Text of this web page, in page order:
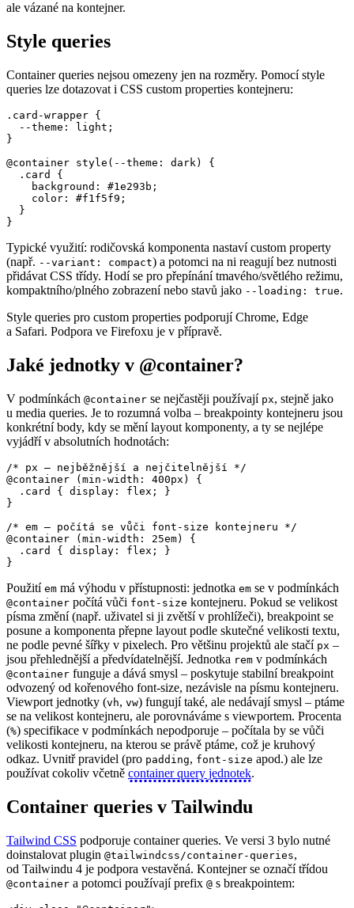
ale vázané na kontejner.
Style queries
Container queries nejsou omezeny jen na rozměry. Pomocí style
queries lze dotazovat i CSS custom properties kontejneru:
.card-wrapper {
  --theme: light;
}
@container style(--theme: dark) {
  .card {
    background: #1e293b;
    color: #f1f5f9;
  }
}
Typické využití: rodičovská komponenta nastaví custom property
(např. --variant: compact) a potomci na ni reagují bez nutnosti
přidávat CSS třídy. Hodí se pro přepínání tmavého/světlého režimu,
kompaktního/plného zobrazení nebo stavů jako --loading: true.
Style queries pro custom properties podporují Chrome, Edge
a Safari. Podpora ve Firefoxu je v přípravě.
Jaké jednotky v @container?
V podmínkách @container se nejčastěji používají px, stejně jako
u media queries. Je to rozumná volba – breakpointy kontejneru jsou
konkrétní body, kdy se mění layout komponenty, a ty se nejlépe
vyjádří v absolutních hodnotách:
/* px – nejběžnější a nejčitelnější */
@container (min-width: 400px) {
  .card { display: flex; }
}
/* em – počítá se vůči font-size kontejneru */
@container (min-width: 25em) {
  .card { display: flex; }
}
Použití em má výhodu v přístupnosti: jednotka em se v podmínkách
@container počítá vůči font-size kontejneru. Pokud se velikost
písma změní (např. uživatel si ji zvětší v prohlížeči), breakpoint se
posune a komponenta přepne layout podle skutečné velikosti textu,
ne podle pevné šířky v pixelech. Pro většinu projektů ale stačí px –
jsou přehlednější a předvídatelnější. Jednotka rem v podmínkách
@container funguje a dává smysl – poskytuje stabilní breakpoint
odvozený od kořenového font-size, nezávisle na písmu kontejneru.
Viewport jednotky (vh, vw) fungují také, ale nedávají smysl – ptáme
se na velikost kontejneru, ale porovnáváme s viewportem. Procenta
(%) specifikace v podmínkách nepodporuje – počítala by se vůči
velikosti kontejneru, na kterou se právě ptáme, což je kruhový
odkaz. Uvnitř pravidel (pro padding, font-size apod.) ale lze
používat cokoliv včetně container query jednotek.
Container queries v Tailwindu
Tailwind CSS podporuje container queries. Ve versi 3 bylo nutné
doinstalovat plugin @tailwindcss/container-queries,
od Tailwindu 4 je podpora vestavěná. Kontejner se označí třídou
@container a potomci používají prefix @ s breakpointem: